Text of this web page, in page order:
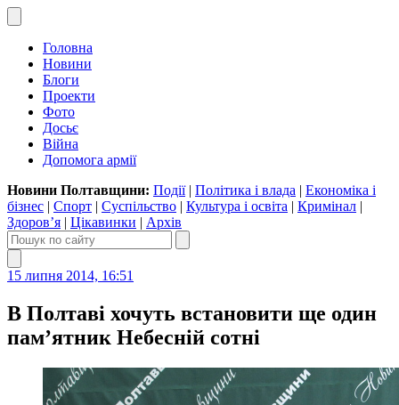
Головна
Новини
Блоги
Проекти
Фото
Досьє
Війна
Допомога армії
Новини Полтавщини: Події| Політика і влада | Економіка і
бізнес | Спорт | Суспільство | Культура і освіта | Кримінал |
Здоров’я | Цікавинки | Архів
15 липня 2014, 16:51
В Полтаві хочуть встановити ще один
пам’ятник Небесній сотні